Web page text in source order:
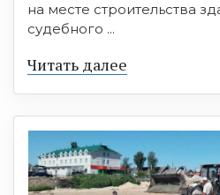
на месте строительства
судебного ...
Читать далее